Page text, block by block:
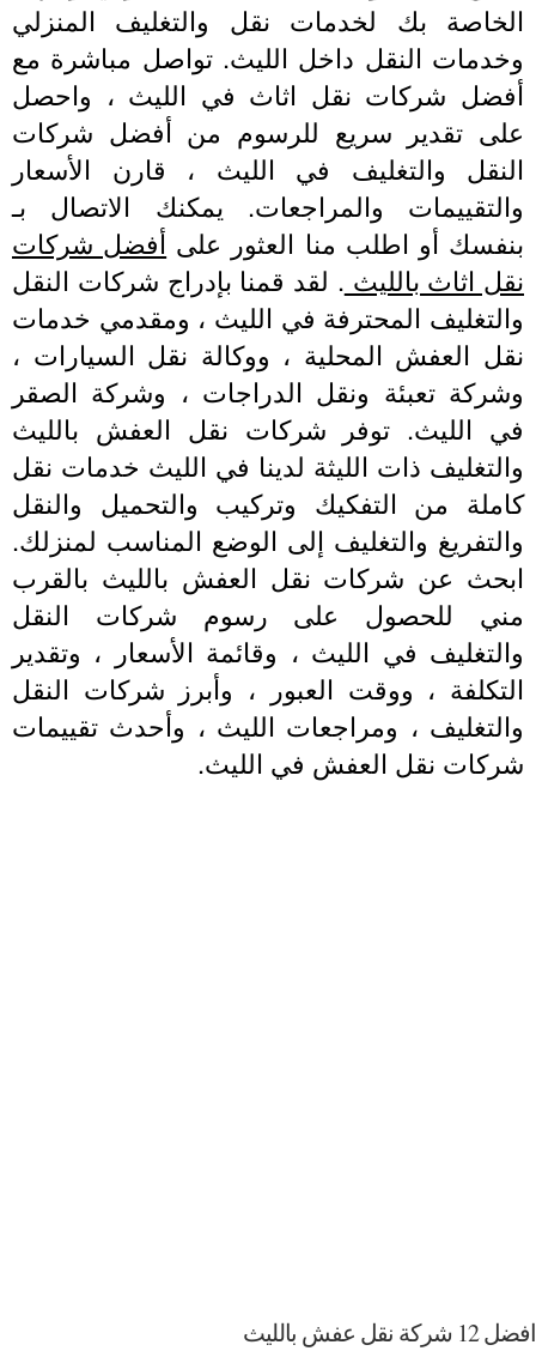
الخاصة بك لخدمات نقل والتغليف المنزلي
وخدمات النقل داخل الليث. تواصل مباشرة مع
أفضل شركات نقل اثاث في الليث ، واحصل
على تقدير سريع للرسوم من أفضل شركات
النقل والتغليف في الليث ، قارن الأسعار
والتقييمات والمراجعات. يمكنك الاتصال بـ
بنفسك أو اطلب منا العثور علىأفضل شركات
نقل اثاث بالليث. لقد قمنا بإدراج شركات النقل
والتغليف المحترفة في الليث ، ومقدمي خدمات
نقل العفش المحلية ، ووكالة نقل السيارات ،
وشركة تعبئة ونقل الدراجات ، وشركة الصقر
في الليث. توفر شركات نقل العفش بالليث
والتغليف ذات الليثة لدينا في الليث خدمات نقل
كاملة من التفكيك وتركيب والتحميل والنقل
والتفريغ والتغليف إلى الوضع المناسب لمنزلك.
ابحث عن شركات نقل العفش بالليث بالقرب
مني للحصول على رسوم شركات النقل
والتغليف في الليث ، وقائمة الأسعار ، وتقدير
التكلفة ، ووقت العبور ، وأبرز شركات النقل
والتغليف ، ومراجعات الليث ، وأحدث تقييمات
شركات نقل العفش في الليث.
نقل عفش بالليث